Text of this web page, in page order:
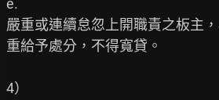
e.
嚴重或連續怠忽上開職責之板主
重給予處分，不得寬貸。
4）